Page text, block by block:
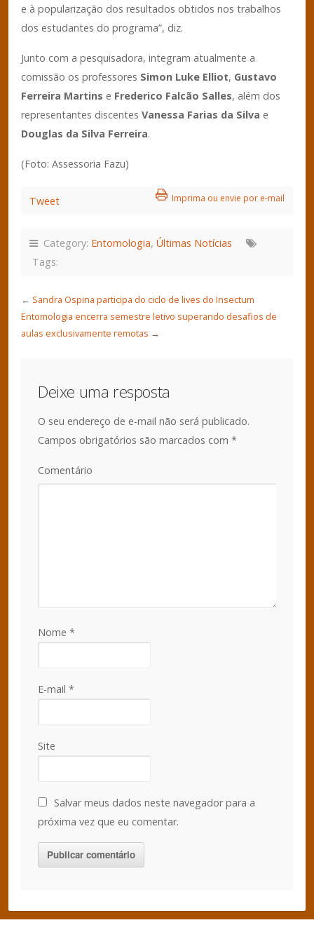
e à popularização dos resultados obtidos nos trabalhos
dos estudantes do programa”, diz.
Junto com a pesquisadora, integram atualmente a
comissão os professores Simon Luke Elliot, Gustavo
Ferreira Martins e Frederico Falcão Salles, além dos
representantes discentes Vanessa Farias da Silva e
Douglas da Silva Ferreira.
(Foto: Assessoria Fazu)
Imprima ou envie por e-mail
Tweet
Category: Entomologia, Últimas Notícias
Tags:
← Sandra Ospina participa do ciclo de lives do Insectum
Entomologia encerra semestre letivo superando desafios de
aulas exclusivamente remotas →
Deixe uma resposta
O seu endereço de e-mail não será publicado.
Campos obrigatórios são marcados com *
Comentário
Nome *
E-mail *
Site
Salvar meus dados neste navegador para a
próxima vez que eu comentar.